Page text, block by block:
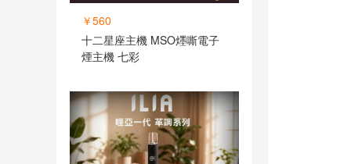
￥560
十二星座主機 MSO爅嘶電子
煙主機 七彩